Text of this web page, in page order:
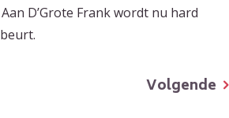
D’Grote Frank wordt nu hard
Volgende